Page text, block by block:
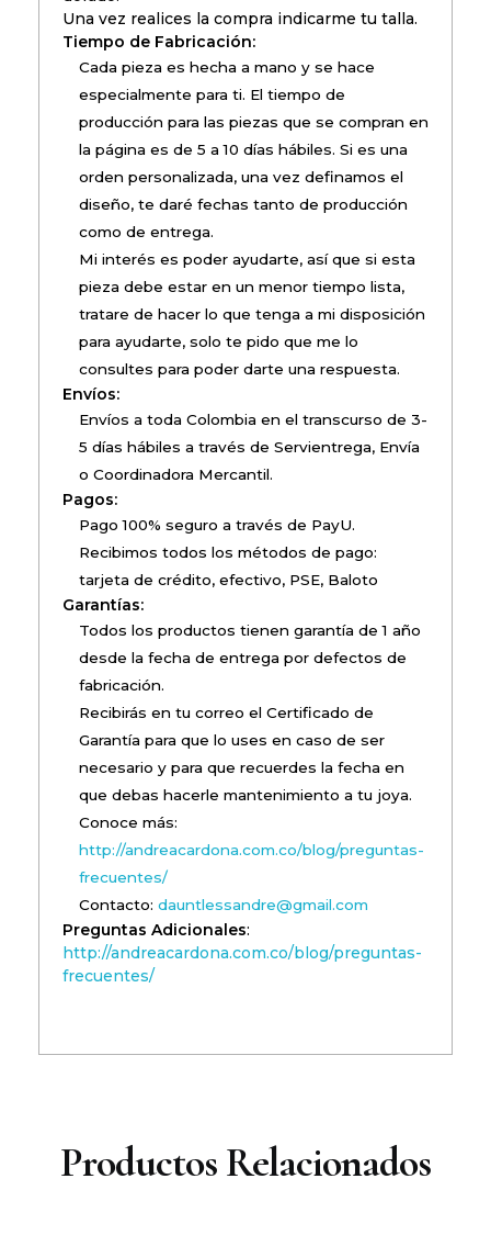
Una vez realices la compra indicarme tu talla.
Tiempo de Fabricación:
Cada pieza es hecha a mano y se hace
especialmente para ti. El tiempo de
producción para las piezas que se compran en
la página es de 5 a 10 días hábiles. Si es una
orden personalizada, una vez definamos el
diseño, te daré fechas tanto de producción
como de entrega.
Mi interés es poder ayudarte, así que si esta
pieza debe estar en un menor tiempo lista,
tratare de hacer lo que tenga a mi disposición
para ayudarte, solo te pido que me lo
consultes para poder darte una respuesta.
Envíos:
Envíos a toda Colombia en el transcurso de 3-
5 días hábiles a través de Servientrega, Envía
o Coordinadora Mercantil.
Pagos:
Pago 100% seguro a través de PayU.
Recibimos todos los métodos de pago:
tarjeta de crédito, efectivo, PSE, Baloto
Garantías:
Todos los productos tienen garantía de 1 año
desde la fecha de entrega por defectos de
fabricación.
Recibirás en tu correo el Certificado de
Garantía para que lo uses en caso de ser
necesario y para que recuerdes la fecha en
que debas hacerle mantenimiento a tu joya.
Conoce más:
http://andreacardona.com.co/blog/preguntas-
frecuentes/
Contacto: dauntlessandre@gmail.com
Preguntas Adicionales:
http://andreacardona.com.co/blog/preguntas-
frecuentes/
Productos Relacionados